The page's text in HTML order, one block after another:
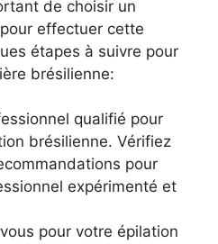
de choisir un
effectuer cette
étapes à suivre pour
brésilienne:
qualifié pour
brésilienne. Vérifiez
pour
expérimenté et
pour votre épilation